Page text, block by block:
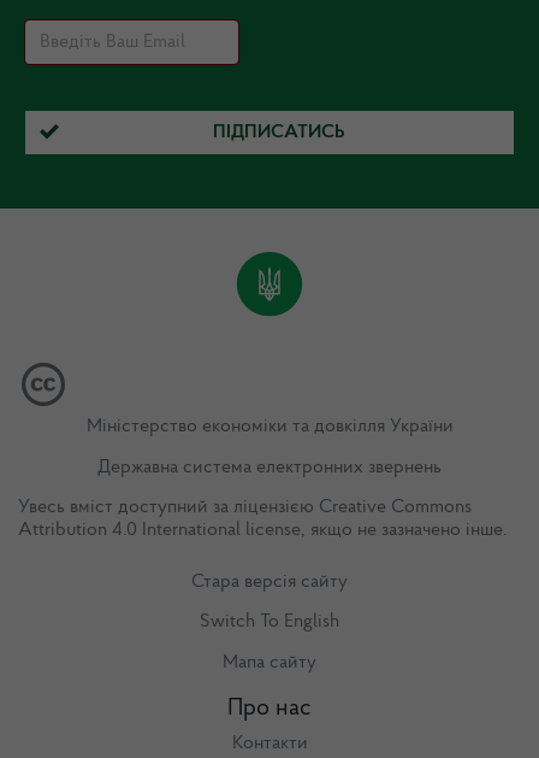
ПІДПИСАТИСЬ
Міністерство економіки та довкілля України
Державна система електронних звернень
Увесь вміст доступний за ліцензією Creative Commons
Attribution 4.0 International license, якщо не зазначено інше.
Стара версія сайту
Switch To English
Мапа сайту
Про нас
Контакти